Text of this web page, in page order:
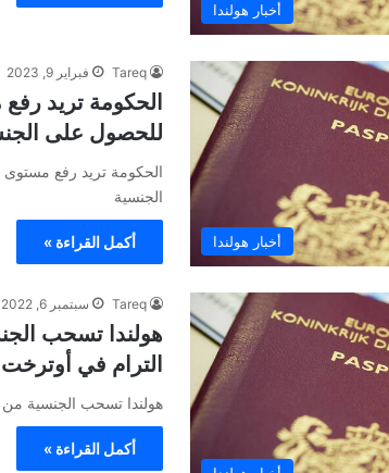
أخبار هولندا
أخبار هولندا
Tareq فبراير 9, 2023
الحكومة تريد
للحصول على
الحكومة تريد رفع مستوى
الجنسية
أكمل القراءة »
Tareq سبتمبر 6, 2022
هولندا تسحب
الترام في أوترخت
هولندا تسحب الجنسية
أكمل القراءة »